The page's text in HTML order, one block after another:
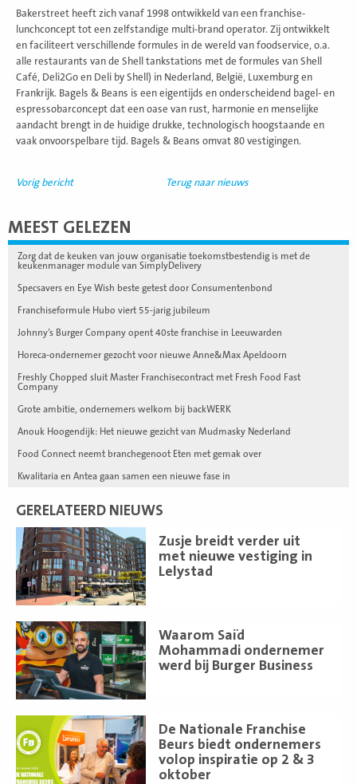
Bakerstreet heeft zich vanaf 1998 ontwikkeld van een franchise-
lunchconcept tot een zelfstandige multi-brand operator. Zij ontwikkelt
en faciliteert verschillende formules in de wereld van foodservice, o.a.
alle restaurants van de Shell tankstations met de formules van Shell
Café, Deli2Go en Deli by Shell) in Nederland, België, Luxemburg en
Frankrijk. Bagels & Beans is een eigentijds en onderscheidend bagel- en
espressobarconcept dat een oase van rust, harmonie en menselijke
aandacht brengt in de huidige drukke, technologisch hoogstaande en
vaak onvoorspelbare tijd. Bagels & Beans omvat 80 vestigingen.
Vorig bericht Terug naar nieuws
MEEST GELEZEN
Zorg dat de keuken van jouw organisatie toekomstbestendig is met de
keukenmanager module van SimplyDelivery
Specsavers en Eye Wish beste getest door Consumentenbond
Franchiseformule Hubo viert 55-jarig jubileum
Johnny’s Burger Company opent 40ste franchise in Leeuwarden
Horeca-ondernemer gezocht voor nieuwe Anne&Max Apeldoorn
Freshly Chopped sluit Master Franchisecontract met Fresh Food Fast
Company
Grote ambitie, ondernemers welkom bij backWERK
Anouk Hoogendijk: Het nieuwe gezicht van Mudmasky Nederland
Food Connect neemt branchegenoot Eten met gemak over
Kwalitaria en Antea gaan samen een nieuwe fase in
GERELATEERD NIEUWS
Zusje breidt verder uit
met nieuwe vestiging in
Lelystad
Lees
meer
Waarom Saïd
Mohammadi ondernemer
werd bij Burger Business
Lees
meer
De Nationale Franchise
Beurs biedt ondernemers
volop inspiratie op 2 & 3
oktober
meer